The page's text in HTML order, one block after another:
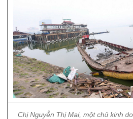
Chị Nguyễn Thị Mai, một chủ kinh